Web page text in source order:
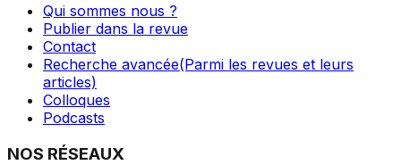
Qui sommes nous ?
Publier dans la revue
Contact
Recherche avancée(Parmi les revues et leurs
articles)
Colloques
Podcasts
NOS RÉSEAUX